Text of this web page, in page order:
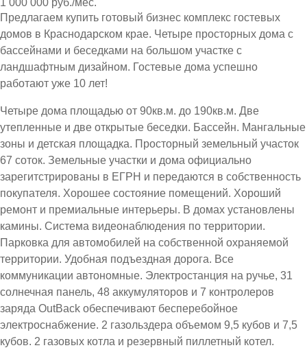
Предлагаем купить готовый бизнес комплекс гостевых
домов в Краснодарском крае. Четыре просторных дома с
бассейнами и беседками на большом участке с
ландшафтным дизайном. Гостевые дома успешно
работают уже 10 лет!
Четыре дома площадью от 90кв.м. до 190кв.м. Две
утепленные и две открытые беседки. Бассейн. Мангальные
зоны и детская площадка. Просторный земельный участок
67 соток. Земельные участки и дома официально
зарегитстрированы в ЕГРН и передаются в собственность
покупателя. Хорошее состояние помещений. Хороший
ремонт и премиальные интерьеры. В домах установлены
камины. Система видеонаблюдения по территории.
Парковка для автомобилей на собственной охраняемой
территории. Удобная подъездная дорога. Все
коммуникации автономные. Электростанция на ручье, 31
солнечная панель, 48 аккумуляторов и 7 контролеров
заряда OutBack обеспечивают бесперебойное
электроснабжение. 2 газольздера объемом 9,5 кубов и 7,5
кубов. 2 газовых котла и резервный пиллетный котел.